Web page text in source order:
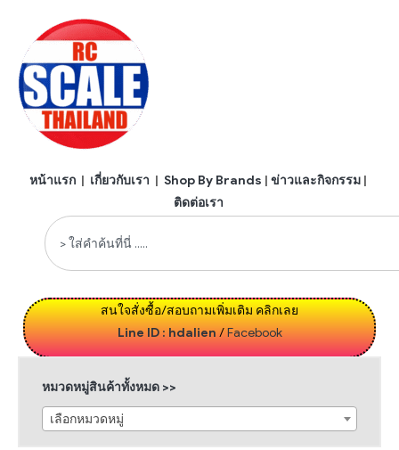
หน้าแรก | เกี่ยวกับเรา | Shop By Brands | ข่าวและกิจกรรม |
ติดต่อเรา
สนใจสั่งซื้อ/สอบถามเพิ่มเติม คลิกเลย
Line ID : hdalien/Facebook
หมวดหมู่สินค้าทั้งหมด >>
เลือกหมวดหมู่